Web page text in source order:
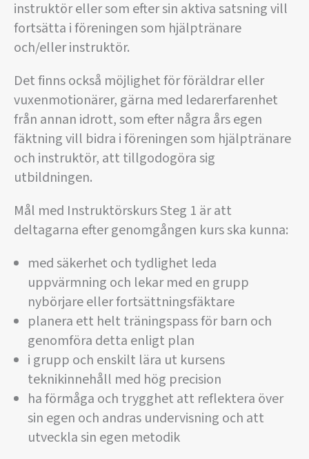
instruktör eller som efter sin aktiva satsning vill
fortsätta i föreningen som hjälptränare
och/eller instruktör.
Det finns också möjlighet för föräldrar eller
vuxenmotionärer, gärna med ledarerfarenhet
från annan idrott, som efter några års egen
fäktning vill bidra i föreningen som hjälptränare
och instruktör, att tillgodogöra sig
utbildningen.
Mål med Instruktörskurs Steg 1 är att
deltagarna efter genomgången kurs ska kunna:
med säkerhet och tydlighet leda
uppvärmning och lekar med en grupp
nybörjare eller fortsättningsfäktare
planera ett helt träningspass för barn och
genomföra detta enligt plan
i grupp och enskilt lära ut kursens
teknikinnehåll med hög precision
ha förmåga och trygghet att reflektera över
sin egen och andras undervisning och att
utveckla sin egen metodik